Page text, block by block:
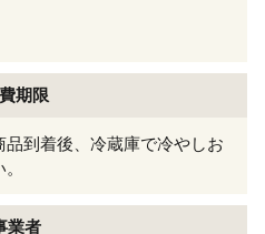
期限
到着後、冷蔵庫で冷やしお
業者